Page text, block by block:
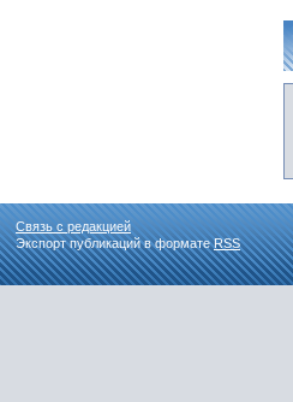
Связь с редакцией
Экспорт публикаций в форматеRSS